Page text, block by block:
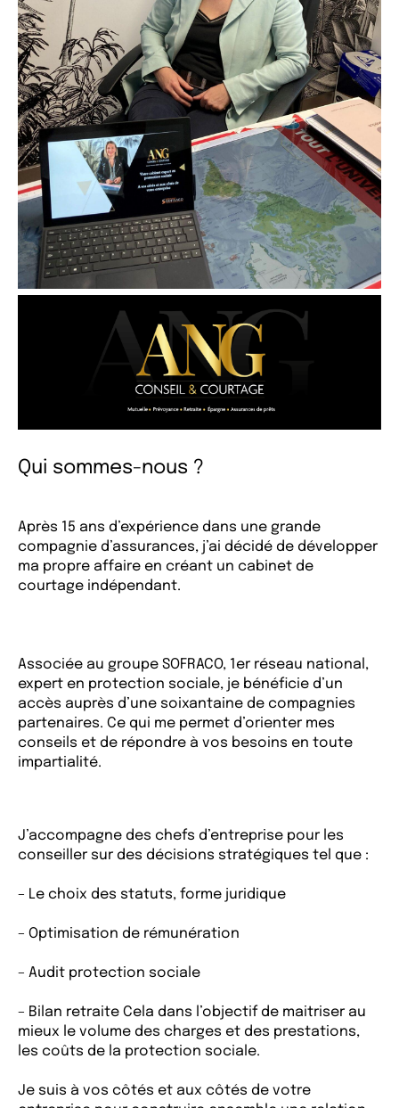
Qui sommes-nous ?
Après 15 ans d’expérience dans une grande
compagnie d’assurances, j’ai décidé de développer
ma propre affaire en créant un cabinet de
courtage indépendant.
Associée au groupe SOFRACO, 1er réseau national,
expert en protection sociale, je bénéficie d’un
accès auprès d’une soixantaine de compagnies
partenaires. Ce qui me permet d’orienter mes
conseils et de répondre à vos besoins en toute
impartialité.
J’accompagne des chefs d’entreprise pour les
conseiller sur des décisions stratégiques tel que :
– Le choix des statuts, forme juridique
– Optimisation de rémunération
– Audit protection sociale
– Bilan retraite Cela dans l’objectif de maitriser au
mieux le volume des charges et des prestations,
les coûts de la protection sociale.
Je suis à vos côtés et aux côtés de votre